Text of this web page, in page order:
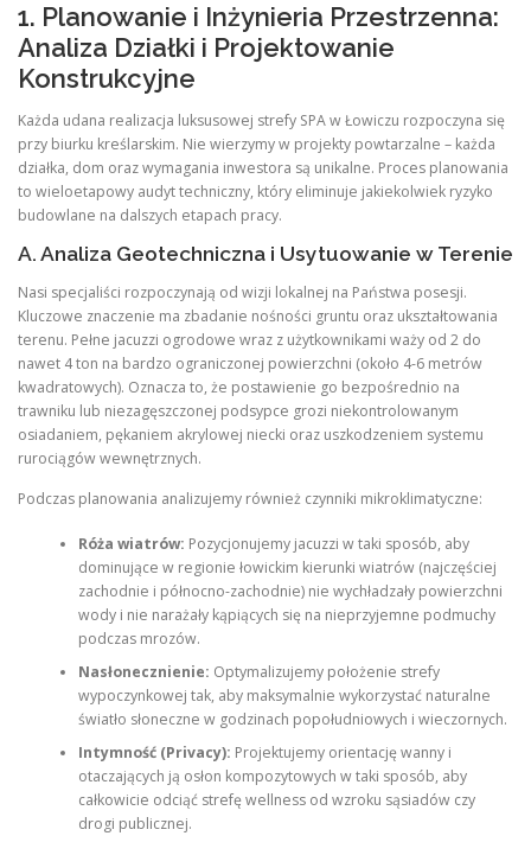
1. Planowanie i Inżynieria Przestrzenna:
Analiza Działki i Projektowanie
Konstrukcyjne
Każda udana realizacja luksusowej strefy SPA w Łowiczu rozpoczyna się
przy biurku kreślarskim. Nie wierzymy w projekty powtarzalne – każda
działka, dom oraz wymagania inwestora są unikalne. Proces planowania
to wieloetapowy audyt techniczny, który eliminuje jakiekolwiek ryzyko
budowlane na dalszych etapach pracy.
A. Analiza Geotechniczna i Usytuowanie w Terenie
Nasi specjaliści rozpoczynają od wizji lokalnej na Państwa posesji.
Kluczowe znaczenie ma zbadanie nośności gruntu oraz ukształtowania
terenu. Pełne jacuzzi ogrodowe wraz z użytkownikami waży od 2 do
nawet 4 ton na bardzo ograniczonej powierzchni (około 4-6 metrów
kwadratowych). Oznacza to, że postawienie go bezpośrednio na
trawniku lub niezagęszczonej podsypce grozi niekontrolowanym
osiadaniem, pękaniem akrylowej niecki oraz uszkodzeniem systemu
rurociągów wewnętrznych.
Podczas planowania analizujemy również czynniki mikroklimatyczne:
Róża wiatrów: Pozycjonujemy jacuzzi w taki sposób, aby
dominujące w regionie łowickim kierunki wiatrów (najczęściej
zachodnie i północno-zachodnie) nie wychładzały powierzchni
wody i nie narażały kąpiących się na nieprzyjemne podmuchy
podczas mrozów.
Nasłonecznienie: Optymalizujemy położenie strefy
wypoczynkowej tak, aby maksymalnie wykorzystać naturalne
światło słoneczne w godzinach popołudniowych i wieczornych.
Intymność (Privacy): Projektujemy orientację wanny i
otaczających ją osłon kompozytowych w taki sposób, aby
całkowicie odciąć strefę wellness od wzroku sąsiadów czy
drogi publicznej.